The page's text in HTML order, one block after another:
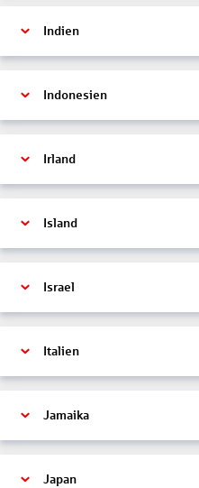
Indien
Indonesien
Irland
Island
Israel
Italien
Jamaika
Japan